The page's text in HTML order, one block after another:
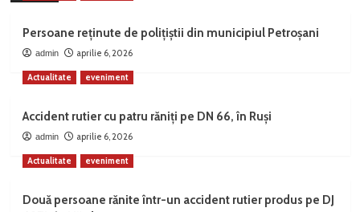
Persoane reținute de polițiștii din municipiul Petroșani
admin aprilie 6, 2026
Actualitate eveniment
Accident rutier cu patru răniți pe DN 66, în Ruși
admin aprilie 6, 2026
Actualitate eveniment
Două persoane rănite într-un accident rutier produs pe DJ